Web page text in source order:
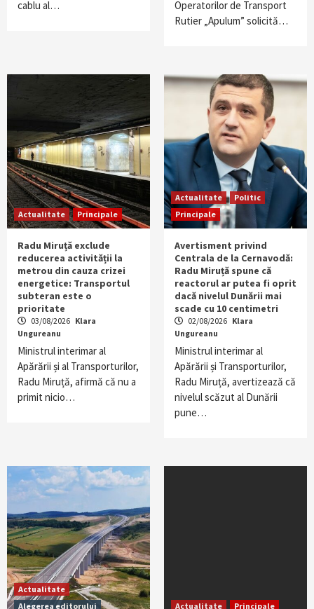
cablu al…
Operatorilor de Transport
Rutier „Apulum” solicită…
Actualitate Principale
Radu Miruță exclude
reducerea activității la
metrou din cauza crizei
energetice: Transportul
subteran este o
prioritate
03/08/2026 Klara
Ungureanu
Ministrul interimar al
Apărării și al Transporturilor,
Radu Miruță, afirmă că nu a
primit nicio…
Actualitate
Politic
Principale
Avertisment privind
Centrala de la Cernavodă:
Radu Miruță spune că
reactorul ar putea fi oprit
dacă nivelul Dunării mai
scade cu 10 centimetri
02/08/2026 Klara
Ungureanu
Ministrul interimar al
Apărării și Transporturilor,
Radu Miruță, avertizează că
nivelul scăzut al Dunării
pune…
Actualitate
Alegerea editorului
Actualitate Principale